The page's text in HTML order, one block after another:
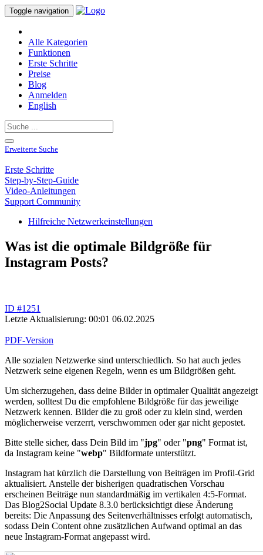
Toggle navigation
Alle Kategorien
Funktionen
Erste Schritte
Preise
Blog
Anmelden
English
Erweiterte Suche
Erste Schritte
Step-by-Step-Guide
Video-Anleitungen
Support Community
Hilfreiche Netzwerkeinstellungen
Was ist die optimale Bildgröße für
Instagram Posts?
ID #1251
Letzte Aktualisierung: 00:01 06.02.2025
PDF-Version
Alle sozialen Netzwerke sind unterschiedlich. So hat auch jedes
Netzwerk seine eigenen Regeln, wenn es um Bildgrößen geht.
Um sicherzugehen, dass deine Bilder in optimaler Qualität angezeigt
werden, solltest Du die empfohlene Bildgröße für das jeweilige
Netzwerk kennen. Bilder die zu groß oder zu klein sind, werden
möglicherweise verzerrt, verschwommen oder gar nicht gepostet.
Bitte stelle sicher, dass Dein Bild im "jpg" oder "png" Format ist,
da Instagram keine "webp" Bildformate unterstützt.
Instagram hat kürzlich die Darstellung von Beiträgen im Profil-Grid
aktualisiert. Anstelle der bisherigen quadratischen Vorschau
erscheinen Beiträge nun standardmäßig im vertikalen 4:5-Format.
Das Blog2Social Update 8.3.0 berücksichtigt diese Änderung
bereits: Die Anpassung des Seitenverhältnisses erfolgt automatisch,
sodass Dein Content ohne zusätzlichen Aufwand optimal an das
neue Instagram-Format angepasst wird.